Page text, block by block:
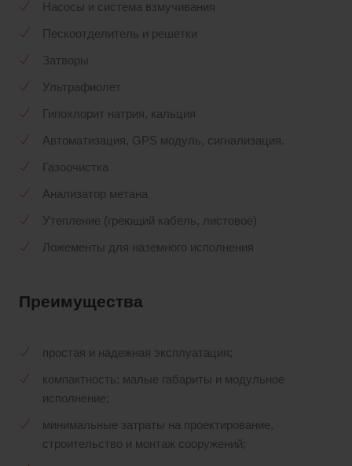
Насосы и система взмучивания
Пескоотделитель и решетки
Затворы
Ультрафиолет
Гипохлорит натрия, кальция
Автоматизация, GPS модуль, сигнализация.
Газоочистка
Анализатор метана
Утепление (греющий кабель, листовое)
Ложементы для наземного исполнения
Преимущества
простая и надежная эксплуатация;
компактность: малые габариты и модульное
исполнение;
минимальные затраты на проектирование,
строительство и монтаж сооружений;